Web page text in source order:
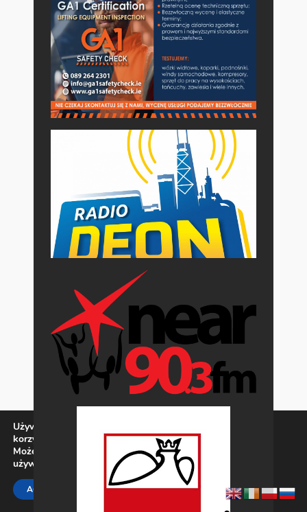
Używamy ciasteczek, aby zapewnić najlepszą jakość
korzystania z naszej witryny.
Możesz dowiedzieć się więcej o tym, jakich ciasteczek
używamy, lub wyłączyć je w
ustawieniach
ACCEPT REJECT SETTINGS Zamknij panel